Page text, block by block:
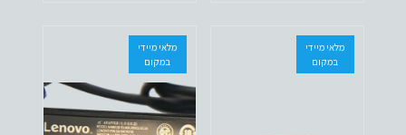
מלאי מיידי
במקום
מלאי מיידי
במקום